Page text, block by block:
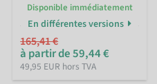
Disponible immédiatement
En différentes versions
165,41 €
à partir de 59,44 €
49,95 EUR hors TVA